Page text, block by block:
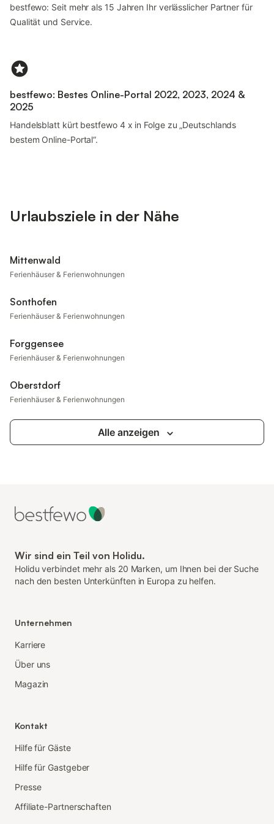
bestfewo: Seit mehr als 15 Jahren Ihr verlässlicher Partner für
Qualität und Service.
bestfewo: Bestes Online-Portal 2022, 2023, 2024 &
2025
Handelsblatt kürt bestfewo 4 x in Folge zu „Deutschlands
bestem Online-Portal“.
Urlaubsziele in der Nähe
Mittenwald
Ferienhäuser & Ferienwohnungen
Sonthofen
Ferienhäuser & Ferienwohnungen
Forggensee
Ferienhäuser & Ferienwohnungen
Oberstdorf
Ferienhäuser & Ferienwohnungen
Alle anzeigen
Wir sind ein Teil von Holidu.
Holidu verbindet mehr als 20 Marken, um Ihnen bei der Suche
nach den besten Unterkünften in Europa zu helfen.
Unternehmen
Karriere
Über uns
Magazin
Kontakt
Hilfe für Gäste
Hilfe für Gastgeber
Presse
Affiliate-Partnerschaften